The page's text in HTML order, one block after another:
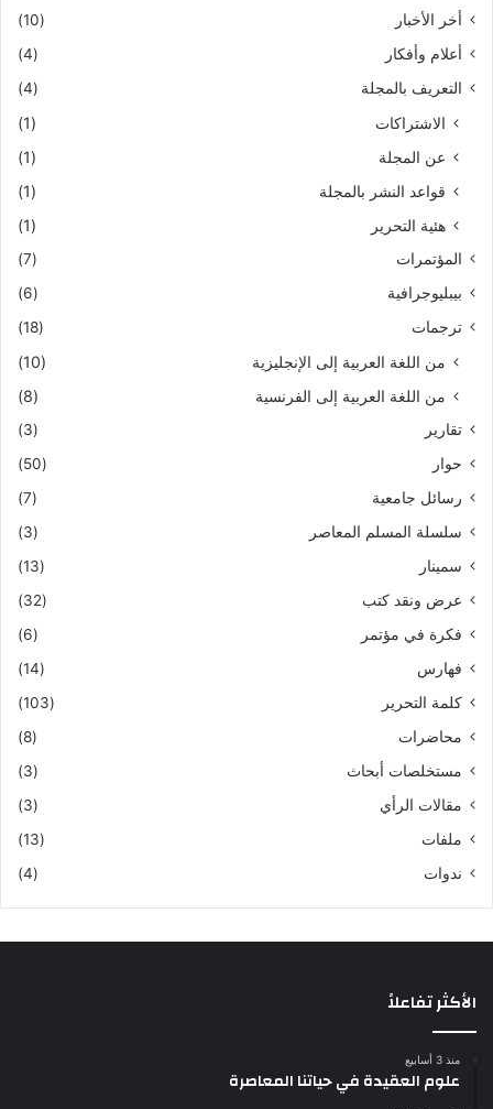
أخر الأخبار
(10)
أعلام وأفكار
(4)
التعريف بالمجلة
(4)
الاشتراكات
(1)
عن المجلة
(1)
قواعد النشر بالمجلة
(1)
هئية التحرير
(1)
المؤتمرات
(7)
بيبليوجرافية
(6)
ترجمات
(18)
من اللغة العربية إلى الإنجليزية
(10)
من اللغة العربية إلى الفرنسية
(8)
تقارير
(3)
حوار
(50)
رسائل جامعية
(7)
سلسلة المسلم المعاصر
(3)
سمينار
(13)
عرض ونقد كتب
(32)
فكرة في مؤتمر
(6)
فهارس
(14)
كلمة التحرير
(103)
محاضرات
(8)
مستخلصات أبحاث
(3)
مقالات الرأي
(3)
ملفات
(13)
ندوات
(4)
الأكثر تفاعلاً
منذ 3 أسابيع
علوم العقيدة في حياتنا المعاصرة